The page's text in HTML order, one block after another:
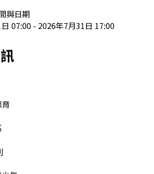
與日期
07:00 - 2026年7月31日 17:00